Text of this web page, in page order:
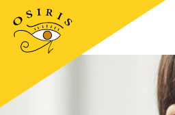
Aller
au
contenu